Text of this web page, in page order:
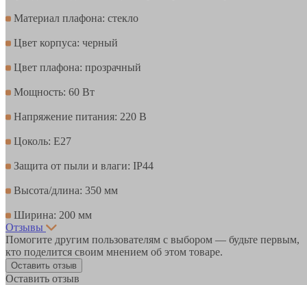
Материал плафона: стекло
Цвет корпуса: черный
Цвет плафона: прозрачный
Мощность: 60 Вт
Напряжение питания: 220 В
Цоколь: E27
Защита от пыли и влаги: IP44
Высота/длина: 350 мм
Ширина: 200 мм
Отзывы
Помогите другим пользователям с выбором — будьте первым,
кто поделится своим мнением об этом товаре.
Оставить отзыв
Оставить отзыв